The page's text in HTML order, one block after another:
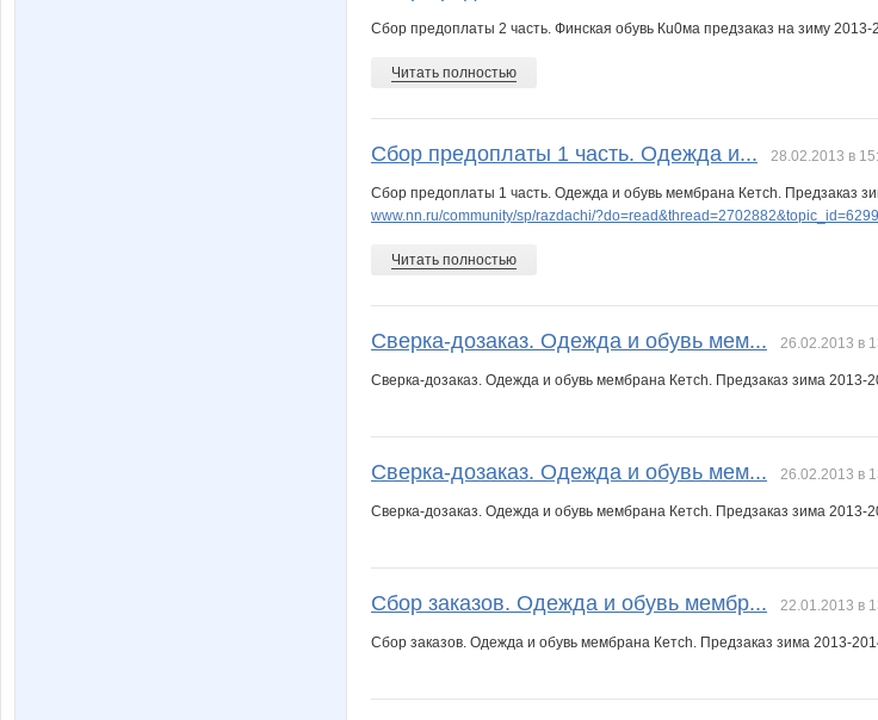
Сбор предоплаты 2 часть. Финская обувь Кu0ма предзаказ на зиму 2013-
Читать полностью
Сбор предоплаты 1 часть. Одежда и... 28.02.2013 в
Сбор предоплаты 1 часть. Одежда и обувь мембрана Кетch. Предзаказ
www.nn.ru/community/sp/razdachi/
Читать полностью
Сверка-дозаказ. Одежда и обувь мем... 26.02.2013 в
Сверка-дозаказ. Одежда и обувь мембрана Кетch. Предзаказ зима 2013-
Сверка-дозаказ. Одежда и обувь мем... 26.02.2013 в
Сверка-дозаказ. Одежда и обувь мембрана Кетch. Предзаказ зима 2013-
Сбор заказов. Одежда и обувь мембр... 22.01.2013 в
Сбор заказов. Одежда и обувь мембрана Кетch. Предзаказ зима 2013-